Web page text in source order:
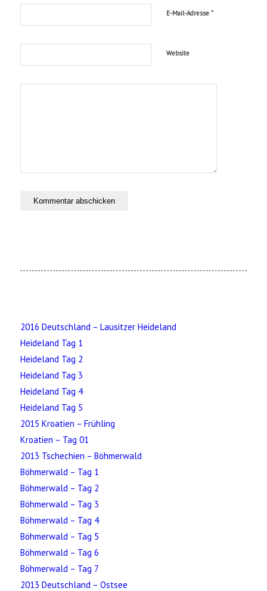
E-Mail-Adresse *
Website
2016 Deutschland – Lausitzer Heideland
Heideland Tag 1
Heideland Tag 2
Heideland Tag 3
Heideland Tag 4
Heideland Tag 5
2015 Kroatien – Frühling
Kroatien – Tag 01
2013 Tschechien – Böhmerwald
Böhmerwald – Tag 1
Böhmerwald – Tag 2
Böhmerwald – Tag 3
Böhmerwald – Tag 4
Böhmerwald – Tag 5
Böhmerwald – Tag 6
Böhmerwald – Tag 7
2013 Deutschland – Ostsee